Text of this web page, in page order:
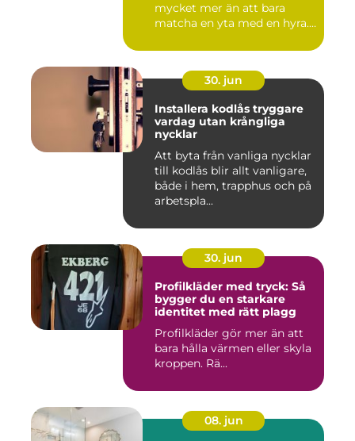
mycket mer än att bara
matcha en yta med en hyra.
30. jun
Installera kodlås tryggare
vardag utan krångliga
nycklar
Att byta från vanliga nycklar
till kodlås blir allt vanligare,
både i hem, trapphus och på
arbetspla...
30. jun
Profilkläder med tryck: Så
bygger du en starkare
identitet med rätt plagg
Profilkläder gör mer än att
bara hålla värmen eller skyla
kroppen. Rä...
08. jun